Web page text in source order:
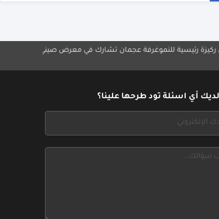
غرفة عجمان تشارك في معرض صينيمجموعة الشايع تطلق
أي اسئلة تود طرحها علينا؟